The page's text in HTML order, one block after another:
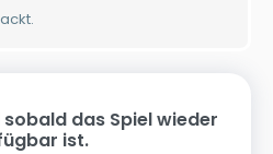
sobald das Spiel wieder
ist.